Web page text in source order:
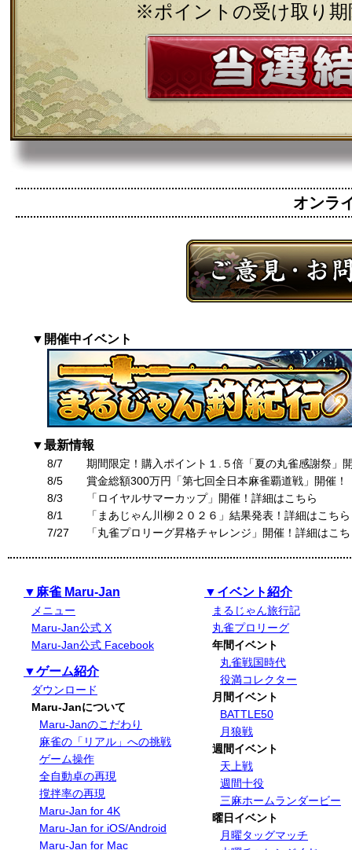
※ポイントの受け取り期
オンラ
▼開催中イベント
▼最新情報
8/7
期間限定！購入ポイント１.５倍「夏の丸雀感謝祭」
8/5
賞金総額300万円「第七回全日本麻雀覇道戦」開催！
8/3
「ロイヤルサマーカップ」開催！詳細はこちら
8/1
「まあじゃん川柳２０２６」結果発表！詳細はこちら
7/27
「丸雀プロリーグ昇格チャレンジ」開催！詳細はこ
▼麻雀 Maru-Jan
メニュー
Maru-Jan公式 X
Maru-Jan公式 Facebook
▼ゲーム紹介
ダウンロード
Maru-Janについて
Maru-Janのこだわり
麻雀の「リアル」への挑戦
ゲーム操作
全自動卓の再現
撹拌率の再現
Maru-Jan for 4K
Maru-Jan for iOS/Android
Maru-Jan for Mac
▼イベント紹介
まるじゃん旅行記
丸雀プロリーグ
年間イベント
丸雀戦国時代
役満コレクター
月間イベント
BATTLE50
月狼戦
週間イベント
天上戦
週間十役
三麻ホームランダービー
曜日イベント
月曜タッグマッチ